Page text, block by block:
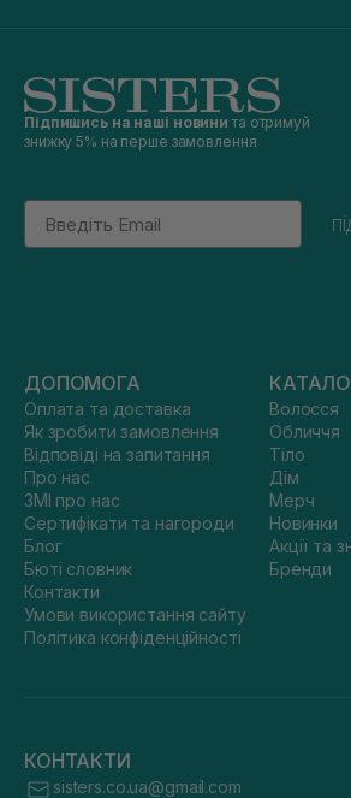
Підпишись на наші новини та отримуй
знижку 5% на перше замовлення
Email
ДОПОМОГА
Оплата та доставка
Як зробити замовлення
Відповіді на запитання
Про нас
ЗМІ про нас
Сертифікати та нагороди
Блог
Бюті словник
Контакти
Умови використання сайту
Політика конфіденційності
Волосся
Обличчя
Тіло
Дім
Мерч
Новинки
Акції та
Бренди
КОНТАКТИ
sisters.co.ua@gmail.com